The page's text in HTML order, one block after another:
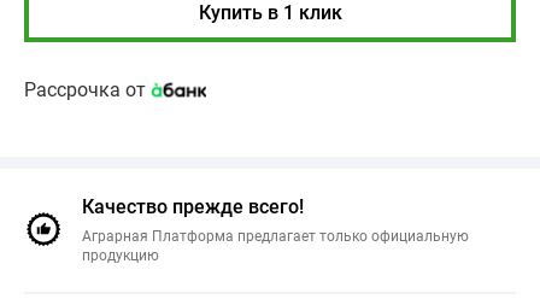
Купить в 1 клик
Рассрочка от
Качество прежде всего!
Аграрная Платформа предлагает только официальную
продукцию